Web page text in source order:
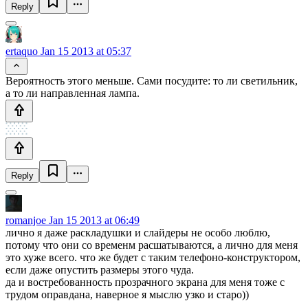
Reply
ertaquo Jan 15 2013 at 05:37
Вероятность этого меньше. Сами посудите: то ли светильник,
а то ли направленная лампа.
Reply
romanjoe Jan 15 2013 at 06:49
лично я даже раскладушки и слайдеры не особо люблю,
потому что они со временм расшатываются, а лично для меня
это хуже всего. что же будет с таким телефоно-конструктором,
если даже опустить размеры этого чуда.
да и востребованность прозрачного экрана для меня тоже с
трудом оправдана, наверное я мыслю узко и старо))